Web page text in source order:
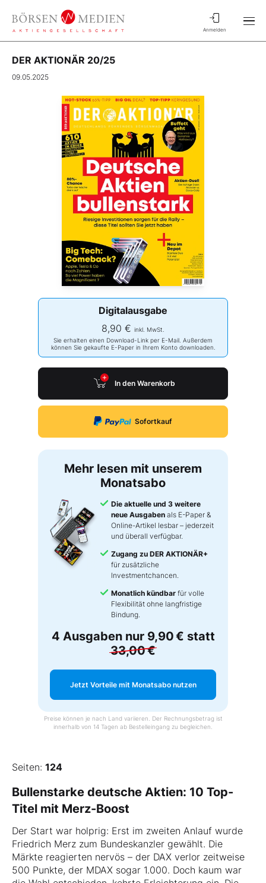
Anmelden
DER AKTIONÄR 20/25
09.05.2025
Digitalausgabe
8,90 € inkl. MwSt.
Sie erhalten einen Download-Link per E-Mail. Außerdem
können Sie gekaufte E-Paper in Ihrem Konto downloaden.
In den Warenkorb
Sofortkauf
Mehr lesen mit unserem
Monatsabo
Die aktuelle und 3 weitere
neue Ausgaben als E-Paper &
Online-Artikel lesbar – jederzeit
und überall verfügbar.
Zugang zu DER AKTIONÄR+
für zusätzliche
Investmentchancen.
Monatlich kündbar für volle
Flexibilität ohne langfristige
Bindung.
4 Ausgaben nur 9,90 € statt
33,00 €
Jetzt Vorteile mit Monatsabo nutzen
Preise können je nach Land variieren. Der Rechnungsbetrag ist
innerhalb von 14 Tagen ab Bestelleingang zu begleichen.
Seiten: 124
Bullenstarke deutsche Aktien: 10 Top-
Titel mit Merz-Boost
Der Start war holprig: Erst im zweiten Anlauf wurde
Friedrich Merz zum Bundeskanzler gewählt. Die
Märkte reagierten nervös – der DAX verlor zeitweise
500 Punkte, der MDAX sogar 1.000. Doch kaum war